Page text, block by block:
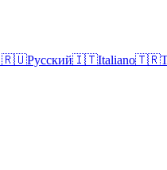
🇷🇺Русский🇮🇹Italiano🇹🇷